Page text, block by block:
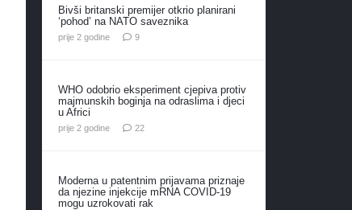
Bivši britanski premijer otkrio planirani
‘pohod’ na NATO saveznika
prije 2 godine 9komentara
WHO odobrio eksperiment cjepiva protiv
majmunskih boginja na odraslima i djeci
u Africi
prije 2 godine 22komentara
Moderna u patentnim prijavama priznaje
da njezine injekcije mRNA COVID-19
mogu uzrokovati rak